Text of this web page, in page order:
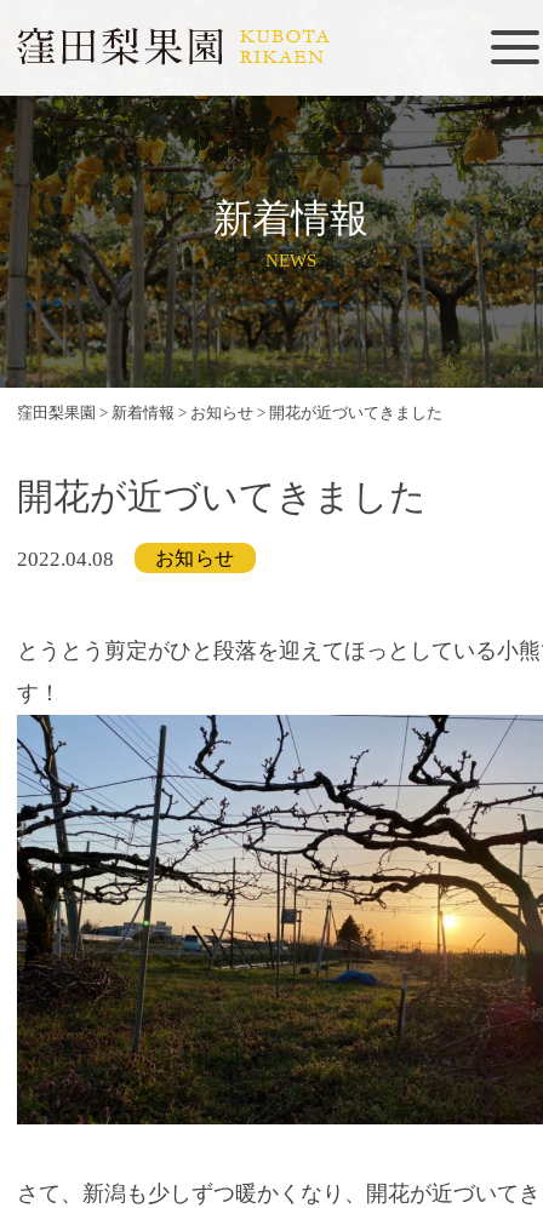
新着情報
NEWS
窪田梨果園 > 新着情報 > お知らせ > 開花が近づいてきました
開花が近づいてきました
2022.04.08 お知らせ
とうとう剪定がひと段落を迎えてほっとしている小
す！
さて、新潟も少しずつ暖かくなり、開花が近づいて